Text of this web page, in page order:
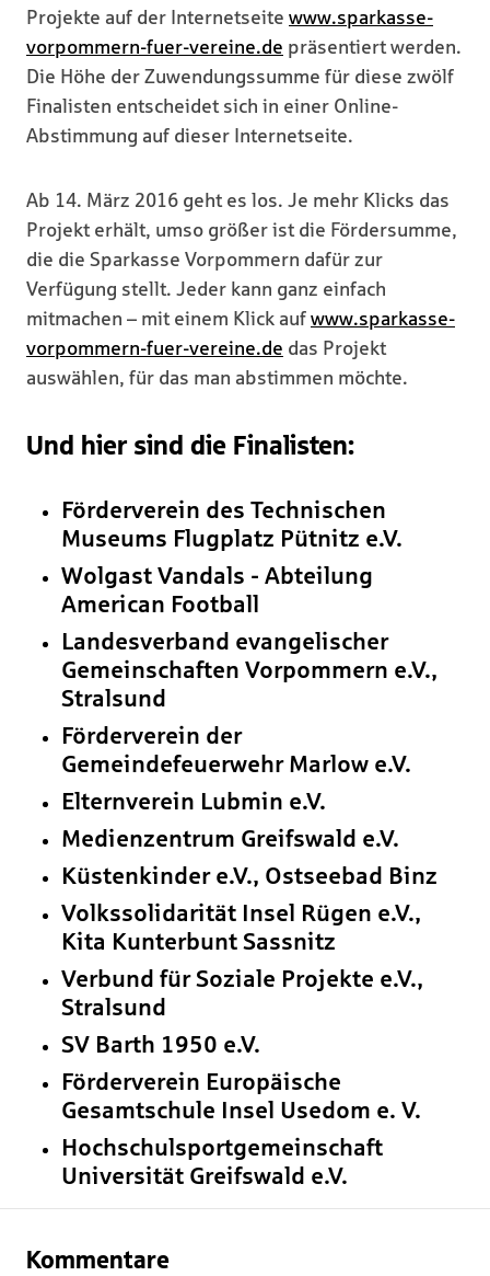
Projekte auf der Internetseite www.sparkasse-
vorpommern-fuer-vereine.de präsentiert werden.
Die Höhe der Zuwendungssumme für diese zwölf
Finalisten entscheidet sich in einer Online-
Abstimmung auf dieser Internetseite.
Ab 14. März 2016 geht es los. Je mehr Klicks das
Projekt erhält, umso größer ist die Fördersumme,
die die Sparkasse Vorpommern dafür zur
Verfügung stellt. Jeder kann ganz einfach
mitmachen – mit einem Klick auf www.sparkasse-
vorpommern-fuer-vereine.de das Projekt
auswählen, für das man abstimmen möchte.
Und hier sind die Finalisten:
Förderverein des Technischen
Museums Flugplatz Pütnitz e.V.
Wolgast Vandals - Abteilung
American Football
Landesverband evangelischer
Gemeinschaften Vorpommern e.V.,
Stralsund
Förderverein der
Gemeindefeuerwehr Marlow e.V.
Elternverein Lubmin e.V.
Medienzentrum Greifswald e.V.
Küstenkinder e.V., Ostseebad Binz
Volkssolidarität Insel Rügen e.V.,
Kita Kunterbunt Sassnitz
Verbund für Soziale Projekte e.V.,
Stralsund
SV Barth 1950 e.V.
Förderverein Europäische
Gesamtschule Insel Usedom e. V.
Hochschulsportgemeinschaft
Universität Greifswald e.V.
Kommentare